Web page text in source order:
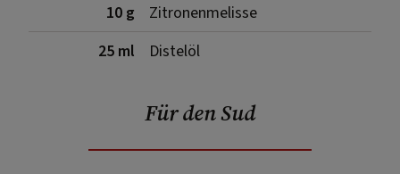
10 g
Zitronenmelisse
25 ml
Distelöl
Für den Sud